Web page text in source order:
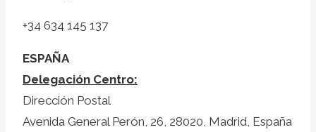
+34 634 145 137
ESPAÑA
Delegación Centro:
Dirección Postal
Avenida General Perón, 26, 28020, Madrid, España